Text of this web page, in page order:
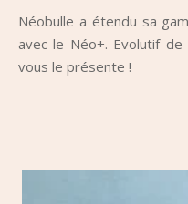
Néobulle a étendu sa gamme de porte-bébés préformés
avec le Néo+. Evolutif
vous le présente !